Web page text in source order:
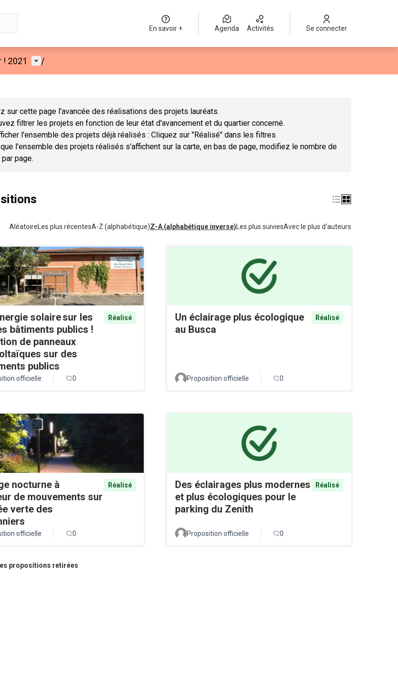
En savoir + Agenda Activités Se connecter
2021 Menu utilisateur
/
sur cette page l'avancée des réalisations des projets lauréats.
filtrer les projets en fonction de leur état d'avancement et du quartier concerné.
l'ensemble des projets déjà réalisés : Cliquez sur "Réalisé" dans les filtres
l'ensemble des projets réalisés s'affichent sur la carte, en bas de page, modifiez le nombre de
page.
Aléatoire Les plus récentesA-Z (alphabétique)Z-A (alphabétique inverse) Les plus suiviesAvec le plus d'auteurs
solaire sur les
bâtiments publics !
de panneaux
sur des
publics
Réalisé
officielle 0
Un éclairage plus écologique
au Busca
Réalisé
Proposition officielle 0
nocturne à
de mouvements sur
verte des
Réalisé
officielle 0
Des éclairages plus modernes
et plus écologiques pour le
parking du Zenith
Réalisé
Proposition officielle 0
propositions retirées